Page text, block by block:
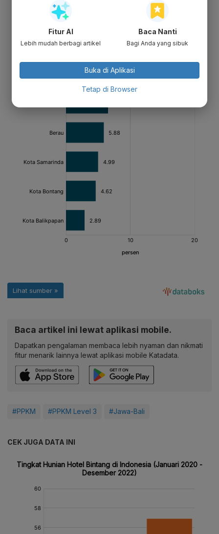
Baca artikel ini lewat aplikasi mobile.
Dapatkan pengalaman membaca lebih nyaman dan nikmati
fitur menarik lainnya lewat aplikasi mobile Katadata.
#PPKM #PPKM Level 3 #Jawa-Bali
CEK JUGA DATA INI
Fitur AI
Lebih mudah berbagi artikel
Baca Nanti
Bagi Anda yang sibuk
Buka di Aplikasi
Tetap di Browser